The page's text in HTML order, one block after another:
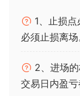
1、止损
必须止损离场
2、进场
交易日内盈亏